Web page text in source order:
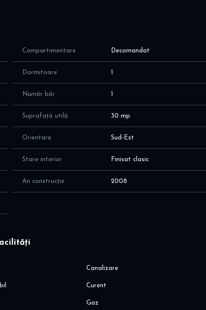
la 5 minute acces rapid catre sala de fitness, piscina,
Compartimentare Decomandat
Dormitoare 1
Număr băi 1
Suprafață utilă 30 mp
Orientare Sud-Est
Stare interior Finisat clasic
An construcție 2008
Canalizare
Curent
Gaz